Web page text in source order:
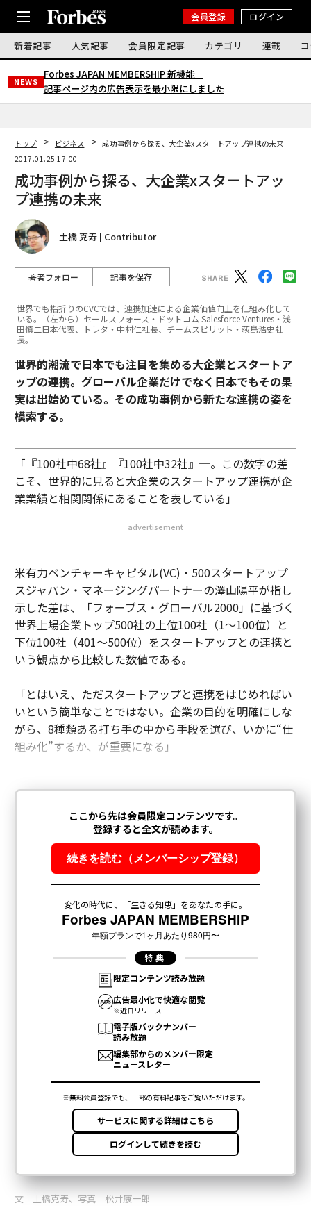
会員登録 ログイン
新着記事 人気記事 会員限定記事 カテゴリ 連載
NEWS
Forbes JAPAN MEMBERSHIP 新機能｜
記事ページ内の広告表示を最小限にしました
トップ ビジネス
成功事例から探る、大企業xスタートアップ連携の未来
2017.01.25 17:00
成功事例から探る、大企業xスタートアッ
プ連携の未来
土橋 克寿 | Contributor
著者フォロー 記事を保存
世界でも指折りのCVCでは、連携加速による企業価値向上を仕組み化して
いる。（左から）セールスフォース・ドットコム Salesforce Ventures・浅
田慎二日本代表、トレタ・中村仁社長、チームスピリット・荻島浩史社
長。
世界的潮流で日本でも注目を集める大企業とスタートア
ップの連携。グローバル企業だけでなく日本でもその果
実は出始めている。その成功事例から新たな連携の姿を
模索する。
「『100社中68社』『100社中32社』─。この数字の差
こそ、世界的に見ると大企業のスタートアップ連携が企
業業績と相関関係にあることを表している」
advertisement
米有力ベンチャーキャピタル(VC)・500スタートアップ
スジャパン・マネージングパートナーの澤山陽平が指し
示した差は、「フォーブス・グローバル2000」に基づく
世界上場企業トップ500社の上位100社（1〜100位）と
下位100社（401〜500位）をスタートアップとの連携と
いう観点から比較した数値である。
「とはいえ、ただスタートアップと連携をはじめればい
いという簡単なことではない。企業の目的を明確にしな
がら、8種類ある打ち手の中から手段を選び、いかに“仕
組み化”するか、が重要になる」
文＝土橋克寿、写真＝松井康一郎